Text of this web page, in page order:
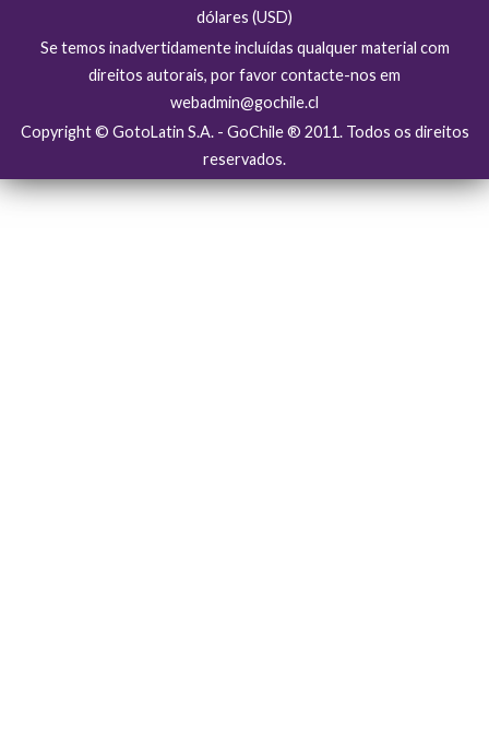
dólares (USD)
Se temos inadvertidamente incluídas qualquer material com
direitos autorais, por favor contacte-nos em
webadmin@gochile.cl
Copyright © GotoLatin S.A. - GoChile ® 2011. Todos os direitos
reservados.